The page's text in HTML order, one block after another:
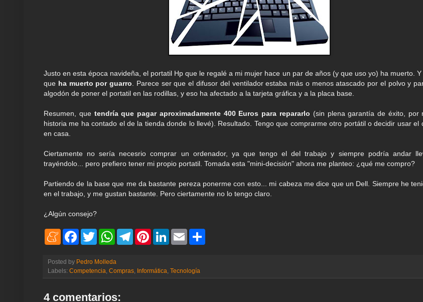
Justo en esta época navideña, el portatil Hp que le regalé a mi mujer hace un par de años (y que uso yo) ha muerto.
que ha muerto por guarro . Parece ser que el difusor del ventilador estaba más o menos atascado por el polvo y
algodón de poner el portatil en las rodillas, y eso ha afectado a la tarjeta gráfica y a la placa base.
Resumen, que tendría que pagar aproximadamente 400 Euros para repararlo (sin plena garantía de éxito, por
historia me ha contado el de la tienda donde lo llevé). Resultado. Tengo que comprarme otro portátil o decidir usar el
en casa.
Ciertamente no sería necesrio comprar un ordenador, ya que tengo el del trabajo y siempre podría andar
trayéndolo... pero prefiero tener mi propio portatil. Tomada esta "mini-decisión" ahora me planteo: ¿qué me compro?
Partiendo de la base que me da bastante pereza ponerme con esto... mi cabeza me dice que un Dell. Siempre he
en el trabajo, y me gustan bastante. Pero ciertamente no lo tengo claro.
¿Algún consejo?
M
a
m
e
F
b
o
o
T
w
t
e
r
W
s
A
p
T
r
a
P
r
e
L
d
I
E
Posted by Pedro Molleda
Labels: Competencia Compras Informática Tecnología
4 comentarios: